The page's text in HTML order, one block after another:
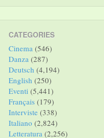
CATEGORIES
Cinema (546)
Danza (287)
Deutsch (4,194)
English (250)
Eventi (5,441)
Français (179)
Interviste (338)
Italiano (2,824)
Letteratura (2,256)